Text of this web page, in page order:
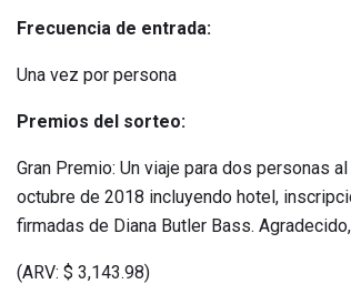
Frecuencia de entrada:
Una vez por persona
Premios del sorteo:
Gran Premio: Un viaje para dos personas
octubre de 2018 incluyendo hotel,
firmadas de Diana Butler Bass.
(ARV: $ 3,143.98)